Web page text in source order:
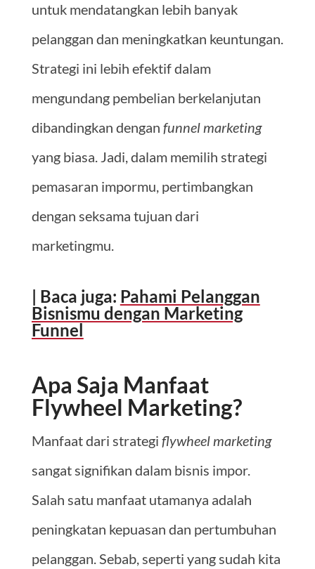
untuk mendatangkan lebih banyak
pelanggan dan meningkatkan keuntungan.
Strategi ini lebih efektif dalam
mengundang pembelian berkelanjutan
dibandingkan dengan funnel marketing
yang biasa. Jadi, dalam memilih strategi
pemasaran impormu, pertimbangkan
dengan seksama tujuan dari
marketingmu.
| Baca juga: Pahami Pelanggan
Bisnismu dengan Marketing
Funnel
Apa Saja Manfaat
Flywheel Marketing?
Manfaat dari strategi flywheel marketing
sangat signifikan dalam bisnis impor.
Salah satu manfaat utamanya adalah
peningkatan kepuasan dan pertumbuhan
pelanggan. Sebab, seperti yang sudah kita